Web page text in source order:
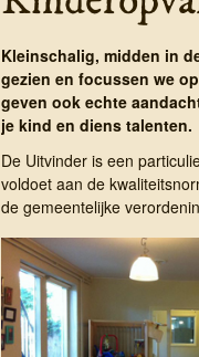
Kleinschalig, midden in
gezien en focussen we
geven ook echte
je kind en diens talenten.
De Uitvinder is een
voldoet aan de
de gemeentelijke